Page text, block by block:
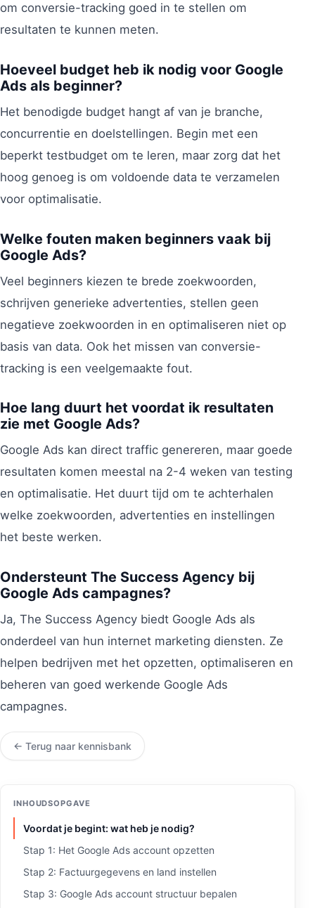
om conversie-tracking goed in te stellen om
resultaten te kunnen meten.
Hoeveel budget heb ik nodig voor Google
Ads als beginner?
Het benodigde budget hangt af van je branche,
concurrentie en doelstellingen. Begin met een
beperkt testbudget om te leren, maar zorg dat het
hoog genoeg is om voldoende data te verzamelen
voor optimalisatie.
Welke fouten maken beginners vaak bij
Google Ads?
Veel beginners kiezen te brede zoekwoorden,
schrijven generieke advertenties, stellen geen
negatieve zoekwoorden in en optimaliseren niet op
basis van data. Ook het missen van conversie-
tracking is een veelgemaakte fout.
Hoe lang duurt het voordat ik resultaten
zie met Google Ads?
Google Ads kan direct traffic genereren, maar goede
resultaten komen meestal na 2-4 weken van testing
en optimalisatie. Het duurt tijd om te achterhalen
welke zoekwoorden, advertenties en instellingen
het beste werken.
Ondersteunt The Success Agency bij
Google Ads campagnes?
Ja, The Success Agency biedt Google Ads als
onderdeel van hun internet marketing diensten. Ze
helpen bedrijven met het opzetten, optimaliseren en
beheren van goed werkende Google Ads
campagnes.
← Terug naar kennisbank
INHOUDSOPGAVE
Voordat je begint: wat heb je nodig?
Stap 1: Het Google Ads account opzetten
Stap 2: Factuurgegevens en land instellen
Stap 3: Google Ads account structuur bepalen